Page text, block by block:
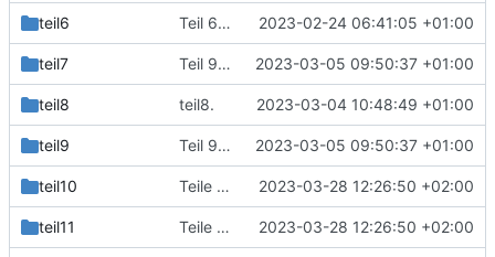
teil6 Teil 6 "Objekte ist neu 2023-02-24 06:41:05 +01:00
teil7 Teil 9: Typkonvertierung. 2023-03-05 09:50:37 +01:00
teil8 teil8. 2023-03-04 10:48:49 +01:00
teil9 Teil 9: Typkonvertierung. 2023-03-05 09:50:37 +01:00
teil10 Teile 10 bis 12. 2023-03-28 12:26:50 +02:00
teil11 Teile 10 bis 12. 2023-03-28 12:26:50 +02:00